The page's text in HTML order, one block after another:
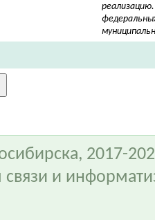
2017-
и